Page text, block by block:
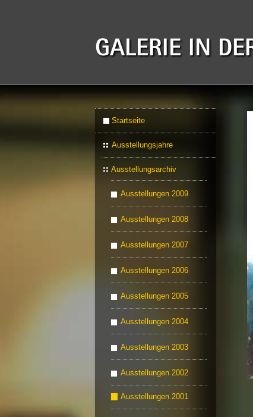
GALERIE IN
Startseite
Ausstellungsjahre
Ausstellungsarchiv
Ausstellungen 2009
Ausstellungen 2008
Ausstellungen 2007
Ausstellungen 2006
Ausstellungen 2005
Ausstellungen 2004
Ausstellungen 2003
Ausstellungen 2002
Ausstellungen 2001